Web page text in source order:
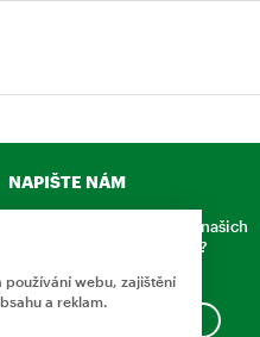
NAPIŠTE NÁM
Chcete nám něco sdělit o našich
produktech nebo e-shopu?
používání webu, zajištění
a reklam.